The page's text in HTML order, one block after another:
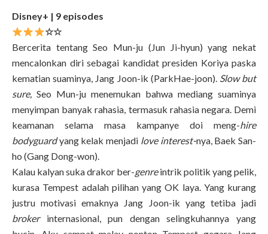
Disney+ | 9 episodes
☆☆
Bercerita tentang Seo Mun-ju (Jun Ji-hyun) yang nekat
mencalonkan diri sebagai kandidat presiden Koriya paska
kematian suaminya, Jang Joon-ik (ParkHae-joon). Slow but
sure, Seo Mun-ju menemukan bahwa mediang suaminya
menyimpan banyak rahasia, termasuk rahasia negara. Demi
keamanan selama masa kampanye doi meng-hire
bodyguardyang kelak menjadi love interest-nya, Baek San-
ho (Gang Dong-won).
Kalau kalyan suka drakor ber-genreintrik politik yang pelik,
kurasa Tempest adalah pilihan yang OK laya. Yang kurang
justru motivasi emaknya Jang Joon-ik yang tetiba jadi
broker internasional, pun dengan selingkuhannya yang